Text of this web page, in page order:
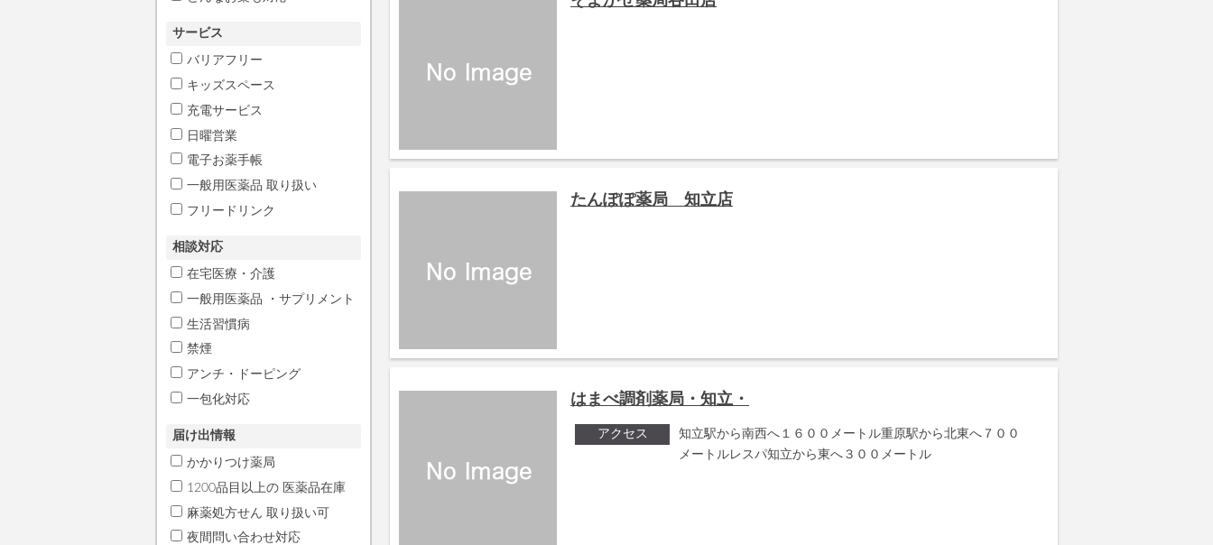
サービス
バリアフリー
キッズスペース
充電サービス
日曜営業
電子お薬手帳
一般用医薬品 取り扱い
フリードリンク
相談対応
在宅医療・介護
一般用医薬品 ・サプリメント
生活習慣病
禁煙
アンチ・ドーピング
一包化対応
届け出情報
かかりつけ薬局
1200品目以上の 医薬品在庫
麻薬処方せん 取り扱い可
夜間問い合わせ対応
たんぽぽ薬局 知立店
はまべ調剤薬局・知立・
アクセス
知立駅から南西へ１６００メートル重原駅から北東へ７００
メートルレスパ知立から東へ３００メートル